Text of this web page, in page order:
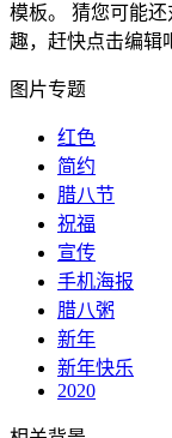
模板。 猜您可能还
趣，赶快点击编辑
图片专题
红色
简约
腊八节
祝福
宣传
手机海报
腊八粥
新年
新年快乐
2020